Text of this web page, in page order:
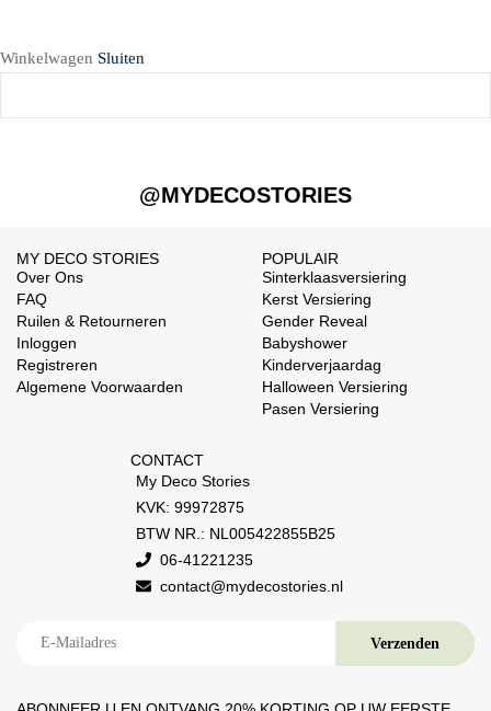
Winkelwagen Sluiten
@MYDECOSTORIES
MY DECO STORIES
Over Ons
FAQ
Ruilen & Retourneren
Inloggen
Registreren
Algemene Voorwaarden
POPULAIR
Sinterklaasversiering
Kerst Versiering
Gender Reveal
Babyshower
Kinderverjaardag
Halloween Versiering
Pasen Versiering
CONTACT
My Deco Stories
KVK: 99972875
BTW NR.: NL005422855B25
06-41221235
contact@mydecostories.nl